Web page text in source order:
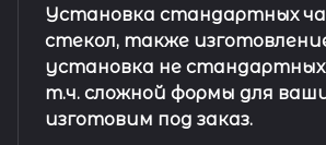
Установка стандартных
стекол, также
установка не стандартных
т.ч. сложной формы для
изготовим под заказ.